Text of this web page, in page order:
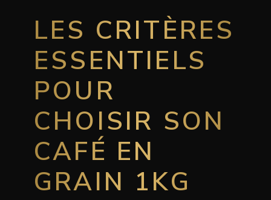
LES CRITÈRES
ESSENTIELS
POUR
CHOISIR SON
CAFÉ EN
GRAIN 1KG